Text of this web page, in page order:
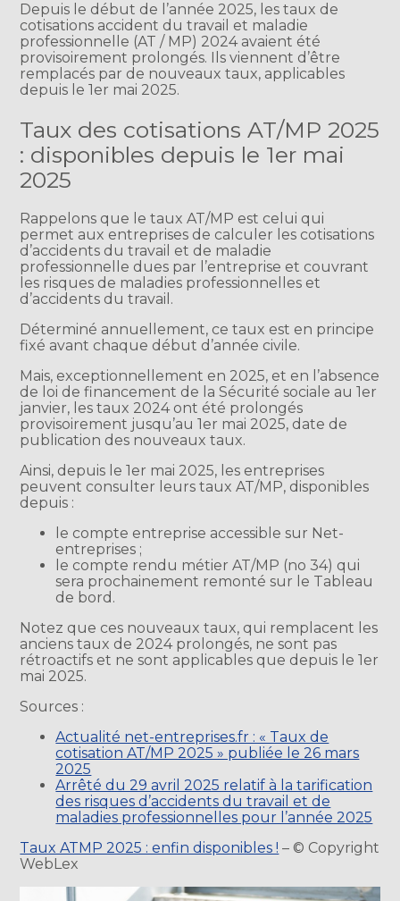
Depuis le début de l’année 2025, les taux de
cotisations accident du travail et maladie
professionnelle (AT / MP) 2024 avaient été
provisoirement prolongés. Ils viennent d’être
remplacés par de nouveaux taux, applicables
depuis le 1er mai 2025.
Taux des cotisations AT/MP 2025
: disponibles depuis le 1er mai
2025
Rappelons que le taux AT/MP est celui qui
permet aux entreprises de calculer les cotisations
d’accidents du travail et de maladie
professionnelle dues par l’entreprise et couvrant
les risques de maladies professionnelles et
d’accidents du travail.
Déterminé annuellement, ce taux est en principe
fixé avant chaque début d’année civile.
Mais, exceptionnellement en 2025, et en l’absence
de loi de financement de la Sécurité sociale au 1er
janvier, les taux 2024 ont été prolongés
provisoirement jusqu’au 1er mai 2025, date de
publication des nouveaux taux.
Ainsi, depuis le 1er mai 2025, les entreprises
peuvent consulter leurs taux AT/MP, disponibles
depuis :
le compte entreprise accessible sur Net-
entreprises ;
le compte rendu métier AT/MP (no 34) qui
sera prochainement remonté sur le Tableau
de bord.
Notez que ces nouveaux taux, qui remplacent les
anciens taux de 2024 prolongés, ne sont pas
rétroactifs et ne sont applicables que depuis le 1er
mai 2025.
Sources :
Actualité net-entreprises.fr : « Taux de
cotisation AT/MP 2025 » publiée le 26 mars
2025
Arrêté du 29 avril 2025 relatif à la tarification
des risques d’accidents du travail et de
maladies professionnelles pour l’année 2025
Taux ATMP 2025 : enfin disponibles ! – © Copyright
WebLex